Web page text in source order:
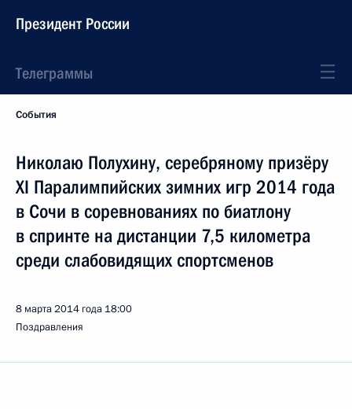
Президент России
Телеграммы
События
Николаю Полухину, серебряному призёру
XI Паралимпийских зимних игр 2014 года
в Сочи в соревнованиях по биатлону
в спринте на дистанции 7,5 километра
среди слабовидящих спортсменов
8 марта 2014 года 18:00
Поздравления